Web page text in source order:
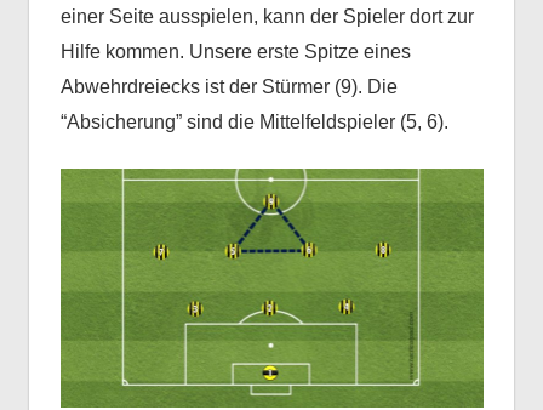
einer Seite ausspielen, kann der Spieler dort zur
Hilfe kommen. Unsere erste Spitze eines
Abwehrdreiecks ist der Stürmer (9). Die
“Absicherung” sind die Mittelfeldspieler (5, 6).